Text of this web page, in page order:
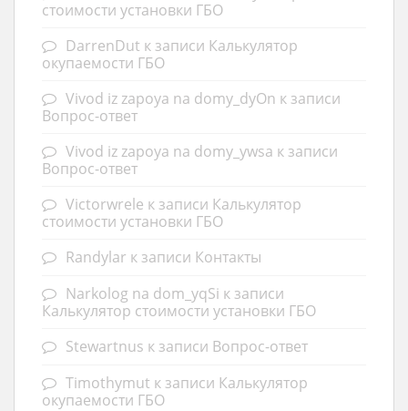
стоимости установки ГБО
DarrenDut к записи Калькулятор
окупаемости ГБО
Vivod iz zapoya na domy_dyOn к записи
Вопрос-ответ
Vivod iz zapoya na domy_ywsa к записи
Вопрос-ответ
Victorwrele к записи Калькулятор
стоимости установки ГБО
Randylar к записи Контакты
Narkolog na dom_yqSi к записи
Калькулятор стоимости установки ГБО
Stewartnus к записи Вопрос-ответ
Timothymut к записи Калькулятор
окупаемости ГБО